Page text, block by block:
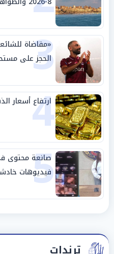
3
«مقاضاة
الحجز على
4
ارتفاع أسعار
5
صانعة محتوى
فيديوهات
ترندات